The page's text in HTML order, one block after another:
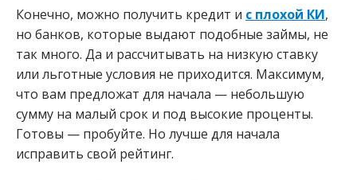
Конечно, можно получить кредит и с плохой КИ,
но банков, которые выдают подобные займы, не
так много. Да и рассчитывать на низкую ставку
или льготные условия не приходится. Максимум,
что вам предложат для начала — небольшую
сумму на малый срок и под высокие проценты.
Готовы — пробуйте. Но лучше для начала
исправить свой рейтинг.